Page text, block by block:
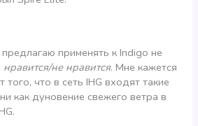
применять к Indigo не
нравится/не нравится. Мне кажется
что в сеть IHG входят такие
как дуновение свежего ветра в